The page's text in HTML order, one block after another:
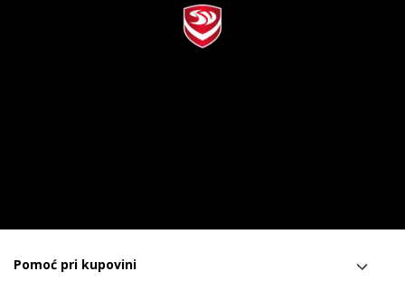
Pomoć pri kupovini